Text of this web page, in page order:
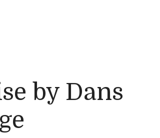
by Dans